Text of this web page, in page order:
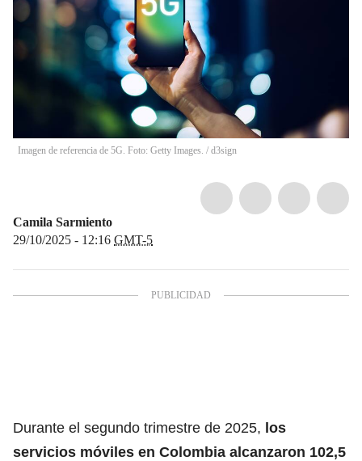
Imagen de referencia de 5G. Foto: Getty Images. / d3sign
Camila Sarmiento
29/10/2025 - 12:16 GMT-5
Durante el segundo trimestre de 2025, los
servicios móviles en Colombia alcanzaron 102,5